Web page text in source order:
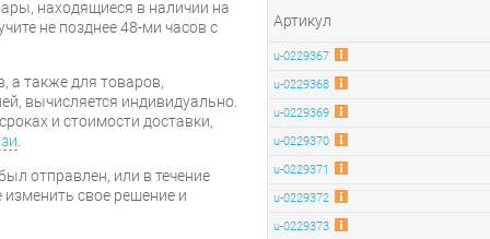
Артикул
u-0229367
u-0229368
u-0229369
u-0229370
u-0229371
u-0229372
u-0229373
находящиеся в наличии на
не позднее 48-ми часов с
а также для товаров,
вычисляется индивидуально.
и стоимости доставки,
отправлен, или в течение
изменить свое решение и